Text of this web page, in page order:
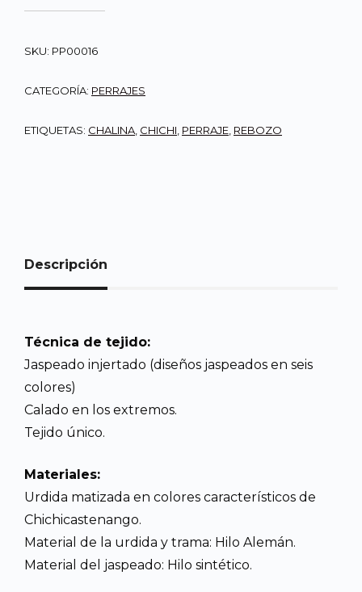
SKU: PP00016
CATEGORÍA: PERRAJES
ETIQUETAS: CHALINA, CHICHI, PERRAJE, REBOZO
Descripción
Técnica de tejido:
Jaspeado injertado (diseños jaspeados en seis
colores)
Calado en los extremos.
Tejido único.
Materiales:
Urdida matizada en colores característicos de
Chichicastenango.
Material de la urdida y trama: Hilo Alemán.
Material del jaspeado: Hilo sintético.